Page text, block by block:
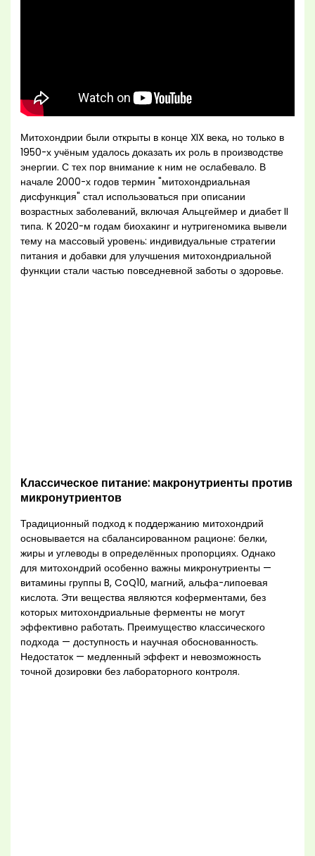
Митохондрии были открыты в конце XIX века, но только в
1950-х учёным удалось доказать их роль в производстве
энергии. С тех пор внимание к ним не ослабевало. В
начале 2000-х годов термин "митохондриальная
дисфункция" стал использоваться при описании
возрастных заболеваний, включая Альцгеймер и диабет II
типа. К 2020-м годам биохакинг и нутригеномика вывели
тему на массовый уровень: индивидуальные стратегии
питания и добавки для улучшения митохондриальной
функции стали частью повседневной заботы о здоровье.
Классическое питание: макронутриенты против
микронутриентов
Традиционный подход к поддержанию митохондрий
основывается на сбалансированном рационе: белки,
жиры и углеводы в определённых пропорциях. Однако
для митохондрий особенно важны микронутриенты —
витамины группы B, CoQ10, магний, альфа-липоевая
кислота. Эти вещества являются коферментами, без
которых митохондриальные ферменты не могут
эффективно работать. Преимущество классического
подхода — доступность и научная обоснованность.
Недостаток — медленный эффект и невозможность
точной дозировки без лабораторного контроля.